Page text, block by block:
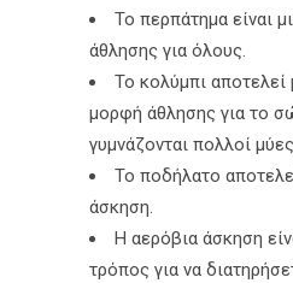
Το περπάτημα είναι
άθλησης για όλους.
Το κολύμπι αποτελεί
μορφή άθλησης για το
γυμνάζονται πολλοί
Το ποδήλατο
άσκηση.
Η αερόβια άσκηση
τρόπος για να